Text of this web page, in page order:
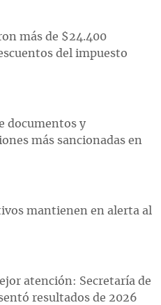
más de $24.400
del impuesto
documentos y
más sancionadas en
mantienen en alerta al
atención: Secretaría de
resultados de 2026